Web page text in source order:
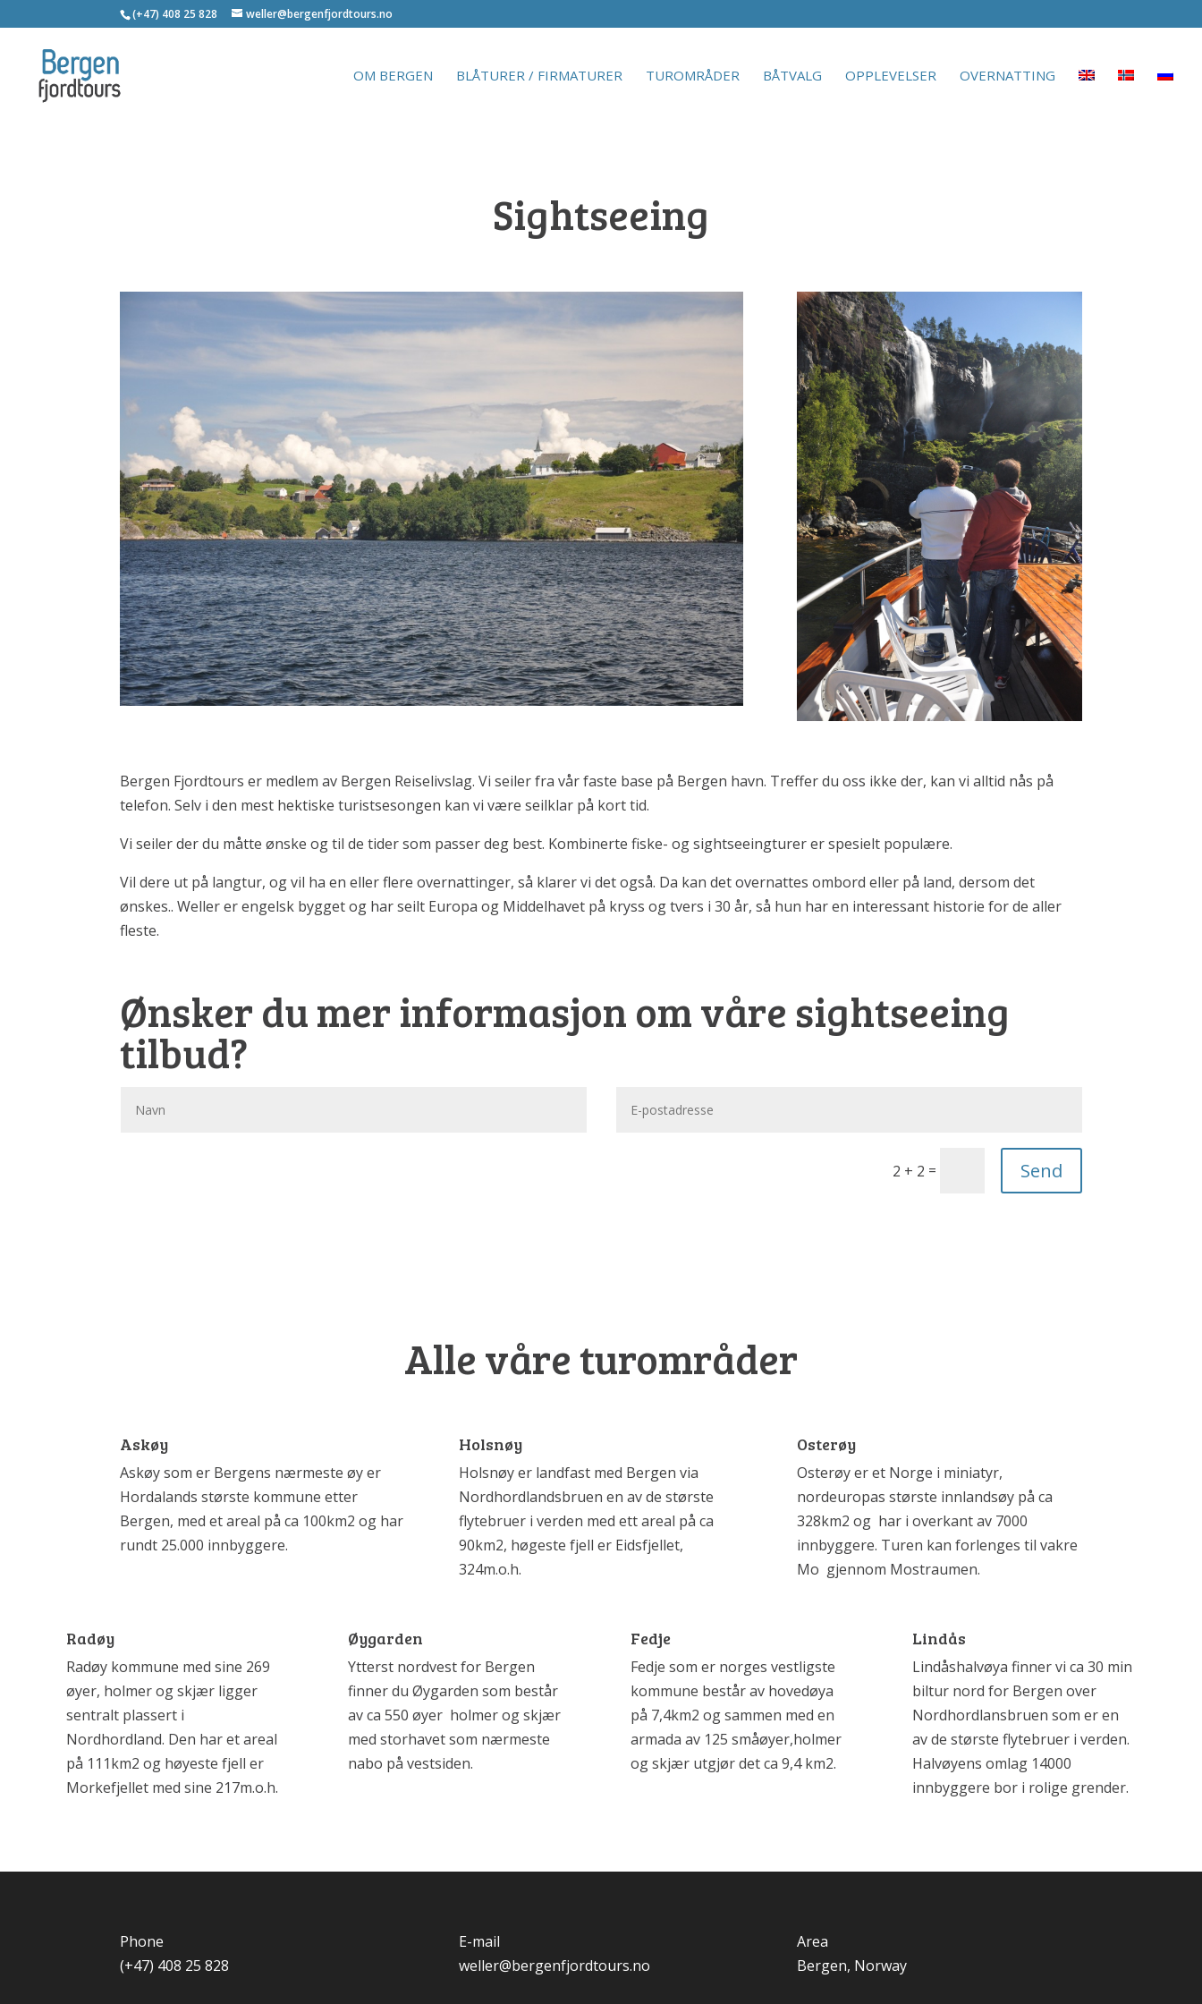
(+47) 408 25 828 weller@bergenfjordtours.no
OM BERGEN BLÅTURER / FIRMATURER TUROMRÅDER BÅTVALG OPPLEVELSER OVERNATTING
Sightseeing
Bergen Fjordtours er medlem av Bergen Reiselivslag. Vi seiler fra vår faste base på Bergen havn. Treffer du oss ikke der, kan vi alltid nås på
telefon. Selv i den mest hektiske turistsesongen kan vi være seilklar på kort tid.
Vi seiler der du måtte ønske og til de tider som passer deg best. Kombinerte fiske- og sightseeingturer er spesielt populære.
Vil dere ut på langtur, og vil ha en eller flere overnattinger, så klarer vi det også. Da kan det overnattes ombord eller på land, dersom det
ønskes.. Weller er engelsk bygget og har seilt Europa og Middelhavet på kryss og tvers i 30 år, så hun har en interessant historie for de aller
fleste.
Ønsker du mer informasjon om våre sightseeing
tilbud?
2 + 2 = Send
Alle våre turområder
Askøy
Askøy som er Bergens nærmeste øy er
Hordalands største kommune etter
Bergen, med et areal på ca 100km2 og har
rundt 25.000 innbyggere.
Holsnøy
Holsnøy er landfast med Bergen via
Nordhordlandsbruen en av de største
flytebruer i verden med ett areal på ca
90km2, høgeste fjell er Eidsfjellet,
324m.o.h.
Osterøy
Osterøy er et Norge i miniatyr,
nordeuropas største innlandsøy på ca
328km2 og har i overkant av 7000
innbyggere. Turen kan forlenges til vakre
Mo gjennom Mostraumen.
Radøy
Radøy kommune med sine 269
øyer, holmer og skjær ligger
sentralt plassert i
Nordhordland. Den har et areal
på 111km2 og høyeste fjell er
Morkefjellet med sine 217m.o.h.
Øygarden
Ytterst nordvest for Bergen
finner du Øygarden som består
av ca 550 øyer holmer og skjær
med storhavet som nærmeste
nabo på vestsiden.
Fedje
Fedje som er norges vestligste
kommune består av hovedøya
på 7,4km2 og sammen med en
armada av 125 småøyer,holmer
og skjær utgjør det ca 9,4 km2.
Lindås
Lindåshalvøya finner vi ca 30 min
biltur nord for Bergen over
Nordhordlansbruen som er en
av de største flytebruer i verden.
Halvøyens omlag 14000
innbyggere bor i rolige grender.
Phone
(+47) 408 25 828
E-mail
weller@bergenfjordtours.no
Area
Bergen, Norway